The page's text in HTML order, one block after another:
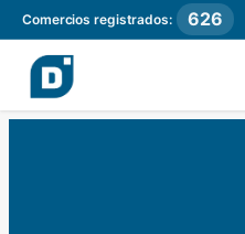
Comercios registrados: 626